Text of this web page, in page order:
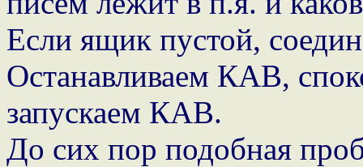
Если ящик пустой,
Останавливаем КАВ,
запускаем КАВ.
До сих пор подобная